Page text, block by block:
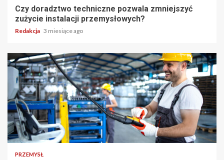
Czy doradztwo techniczne pozwala zmniejszyć
zużycie instalacji przemysłowych?
Redakcja 3 miesiące ago
PRZEMYSŁ